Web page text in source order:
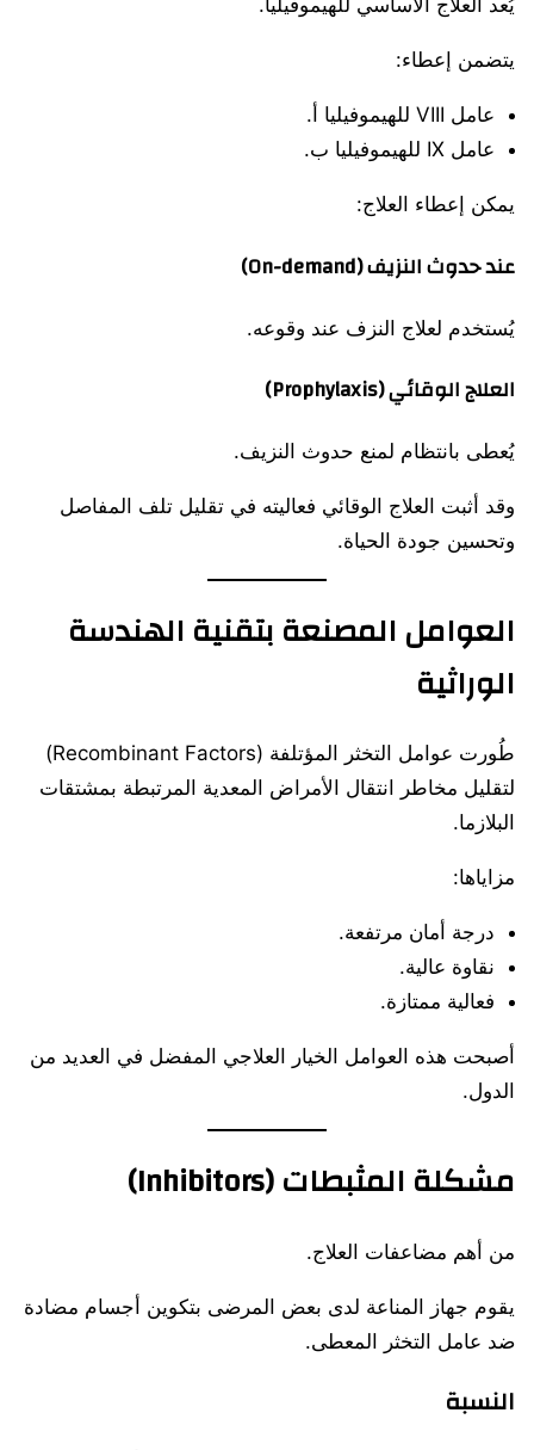
يُعد العلاج الأساسي للهيموفيليا.
يتضمن إعطاء:
عامل VIII للهيموفيليا أ.
عامل IX للهيموفيليا ب.
يمكن إعطاء العلاج:
عند حدوث النزيف (On-demand)
يُستخدم لعلاج النزف عند وقوعه.
العلاج الوقائي (Prophylaxis)
يُعطى بانتظام لمنع حدوث النزيف.
وقد أثبت العلاج الوقائي فعاليته في تقليل تلف المفاصل
وتحسين جودة الحياة.
العوامل المصنعة بتقنية الهندسة
الوراثية
طُورت عوامل التخثر المؤتلفة (Recombinant Factors)
لتقليل مخاطر انتقال الأمراض المعدية المرتبطة بمشتقات
البلازما.
مزاياها:
درجة أمان مرتفعة.
نقاوة عالية.
فعالية ممتازة.
أصبحت هذه العوامل الخيار العلاجي المفضل في العديد من
الدول.
مشكلة المثبطات (Inhibitors)
من أهم مضاعفات العلاج.
يقوم جهاز المناعة لدى بعض المرضى بتكوين أجسام مضادة
ضد عامل التخثر المعطى.
النسبة